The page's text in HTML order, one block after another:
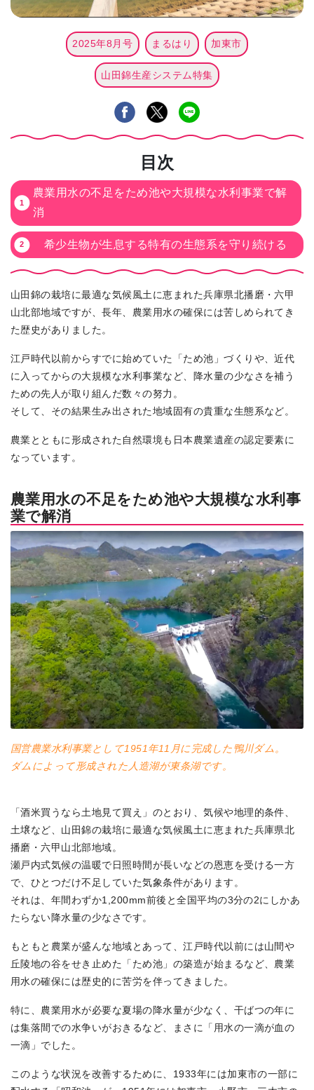
2025年8月号 まるはり 加東市
山田錦生産システム特集
目次
農業用水の不足をため池や大規模な水利事業で解
消
希少生物が生息する特有の生態系を守り続ける
山田錦の栽培に最適な気候風土に恵まれた兵庫県北播磨・六甲
山北部地域ですが、長年、農業用水の確保には苦しめられてき
た歴史がありました。
江戸時代以前からすでに始めていた「ため池」づくりや、近代
に入ってからの大規模な水利事業など、降水量の少なさを補う
ための先人が取り組んだ数々の努力。
そして、その結果生み出された地域固有の貴重な生態系など。
農業とともに形成された自然環境も日本農業遺産の認定要素に
なっています。
農業用水の不足をため池や大規模な水利事
業で解消
国営農業水利事業として1951年11月に完成した鴨川ダム。
ダムによって形成された人造湖が東条湖です。
「酒米買うなら土地見て買え」のとおり、気候や地理的条件、
土壌など、山田錦の栽培に最適な気候風土に恵まれた兵庫県北
播磨・六甲山北部地域。
瀬戸内式気候の温暖で日照時間が長いなどの恩恵を受ける一方
で、ひとつだけ不足していた気象条件があります。
それは、年間わずか1,200mm前後と全国平均の3分の2にしかあ
たらない降水量の少なさです。
もともと農業が盛んな地域とあって、江戸時代以前には山間や
丘陵地の谷をせき止めた「ため池」の築造が始まるなど、農業
用水の確保には歴史的に苦労を伴ってきました。
特に、農業用水が必要な夏場の降水量が少なく、干ばつの年に
は集落間での水争いがおきるなど、まさに「用水の一滴が血の
一滴」でした。
このような状況を改善するために、1933年には加東市の一部に